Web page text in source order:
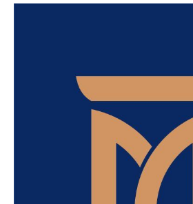
Tarnowskiej